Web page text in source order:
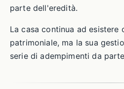
parte dell'eredità.
La casa continua ad esistere
patrimoniale, ma la sua
serie di adempimenti da